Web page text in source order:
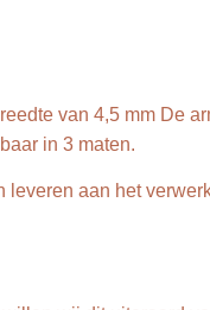
van 4,5 mm De
in 3 maten.
leveren aan het